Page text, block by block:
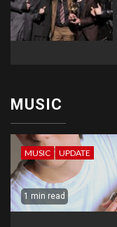
MUSIC
MUSIC UPDATE
1 min read